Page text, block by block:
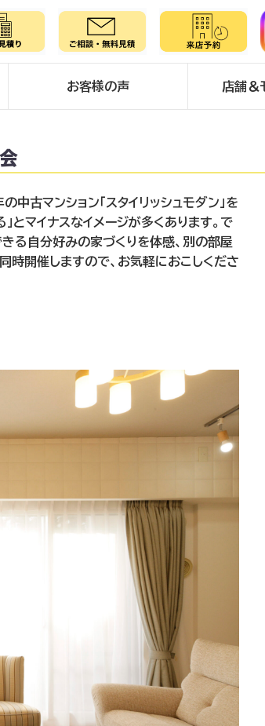
お客様の声 店舗＆
古マンション「スタイリッシュモダン」を
とマイナスなイメージが多くあります。で
る自分好みの家づくりを体感、別の部屋
開催しますので、お気軽におこしくださ